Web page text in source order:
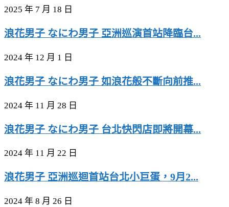
2025 年 7 月 18 日
浪花男子 なにわ男子 亞洲巡演首站降臨台...
2024 年 12 月 1 日
浪花男子 なにわ男子 如浪花般不斷向前推...
2024 年 11 月 28 日
浪花男子 なにわ男子 台北快閃店即將開幕...
2024 年 11 月 22 日
浪花男子 亞洲巡迴首站台北小巨蛋，9月2...
2024 年 8 月 26 日